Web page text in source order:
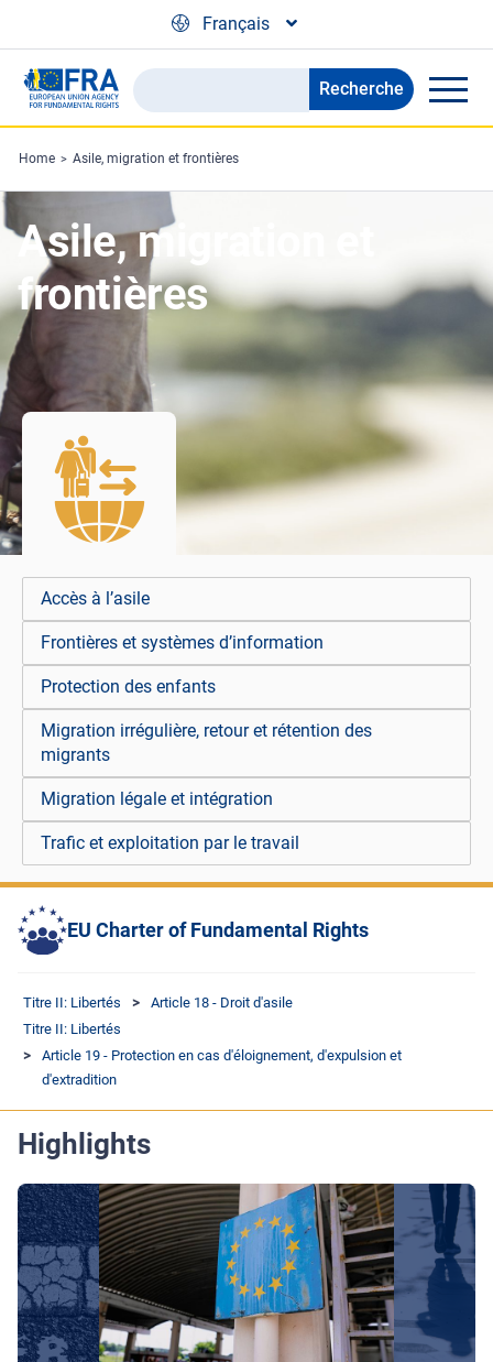
Français
Search
the
FRA
website
Recherche
Home Asile, migration et frontières
Asile, migration et
frontières
Accès à l’asile
Frontières et systèmes d’information
Protection des enfants
Migration irrégulière, retour et rétention des
migrants
Migration légale et intégration
Trafic et exploitation par le travail
EU Charter of Fundamental Rights
Titre II: Libertés
Article 18 - Droit d'asile
Titre II: Libertés
Article 19 - Protection en cas d'éloignement, d'expulsion et
d'extradition
Highlights